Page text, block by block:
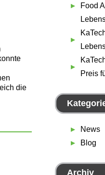
die
Food
Preis
News
Blog
Archiv